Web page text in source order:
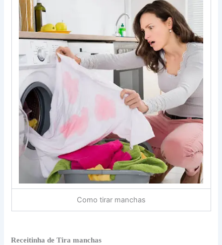
Como tirar manchas
Receitinha de Tira manchas